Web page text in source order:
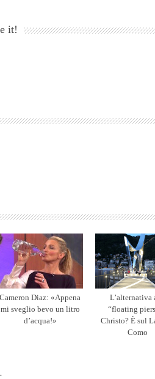
it!
Cameron Diaz: «Appena
mi sveglio bevo un litro
d’acqua!»
L’alternativa
“floating
Christo? È sul
Como